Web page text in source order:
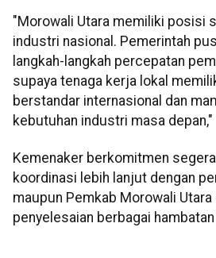
"Morowali Utara memiliki posisi
industri nasional. Pemerintah
langkah-langkah percepatan
supaya tenaga kerja lokal
berstandar internasional dan
kebutuhan industri masa depan,"
Kemenaker berkomitmen
koordinasi lebih lanjut dengan
maupun Pemkab Morowali
penyelesaian berbagai hambatan